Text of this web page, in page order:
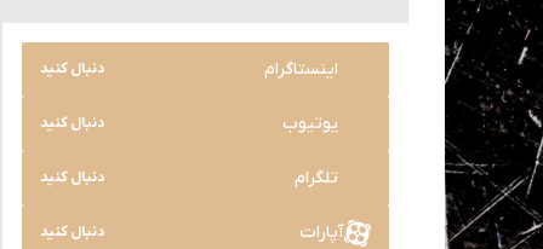
اینستاگرام دنبال کنید
یوتیوب دنبال کنید
تلگرام دنبال کنید
آپارات دنبال کنید